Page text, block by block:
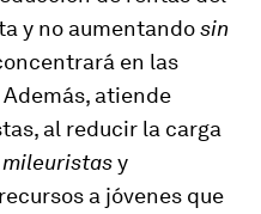
y no aumentandosin
en las
atiende
al reducir la carga
mileuristasy
a jóvenes que